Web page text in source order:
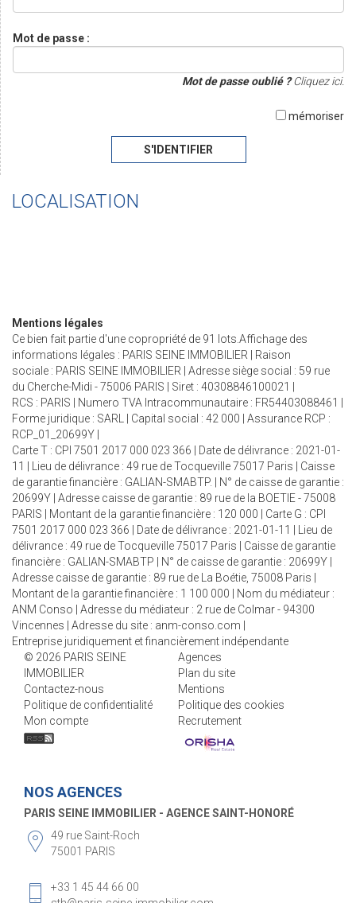
Mot de passe :
Mot de passe oublié ?Cliquez ici.
mémoriser
S'IDENTIFIER
LOCALISATION
Mentions légales
Ce bien fait partie d'une copropriété de 91 lots.Affichage des
informations légales : PARIS SEINE IMMOBILIER | Raison
sociale : PARIS SEINE IMMOBILIER | Adresse siège social : 59 rue
du Cherche-Midi - 75006 PARIS | Siret : 40308846100021 |
RCS : PARIS | Numero TVA Intracommunautaire : FR54403088461 |
Forme juridique : SARL | Capital social : 42 000 | Assurance RCP :
RCP_01_20699Y |
Carte T : CPI 7501 2017 000 023 366 | Date de délivrance : 2021-01-
11 | Lieu de délivrance : 49 rue de Tocqueville 75017 Paris | Caisse
de garantie financière : GALIAN-SMABTP. | N° de caisse de garantie :
20699Y | Adresse caisse de garantie : 89 rue de la BOETIE - 75008
PARIS | Montant de la garantie financière : 120 000 | Carte G : CPI
7501 2017 000 023 366 | Date de délivrance : 2021-01-11 | Lieu de
délivrance : 49 rue de Tocqueville 75017 Paris | Caisse de garantie
financière : GALIAN-SMABTP | N° de caisse de garantie : 20699Y |
Adresse caisse de garantie : 89 rue de La Boétie, 75008 Paris |
Montant de la garantie financière : 1 100 000 | Nom du médiateur :
ANM Conso | Adresse du médiateur : 2 rue de Colmar - 94300
Vincennes | Adresse du site : anm-conso.com
Entreprise juridiquement et financièrement indépendante
© 2026 PARIS SEINE
IMMOBILIER
Agences
Plan du site
Contactez-nous
Mentions
Politique de confidentialité
Politique des cookies
Mon compte
Recrutement
NOS AGENCES
PARIS SEINE IMMOBILIER - AGENCE SAINT-HONORÉ
49 rue Saint-Roch
75001 PARIS
+33 1 45 44 66 00